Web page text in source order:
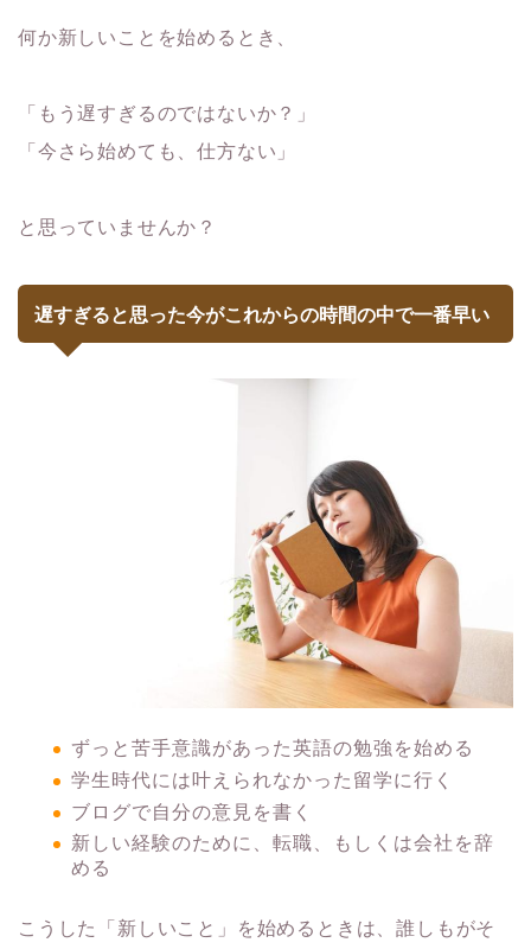
何か新しいことを始めるとき、
「もう遅すぎるのではないか？」
「今さら始めても、仕方ない」
と思っていませんか？
遅すぎると思った今がこれからの時間の中で一番早い
ずっと苦手意識があった英語の勉強を始める
学生時代には叶えられなかった留学に行く
ブログで自分の意見を書く
新しい経験のために、転職、もしくは会社を辞
める
こうした「新しいこと」を始めるときは、誰しもがそ